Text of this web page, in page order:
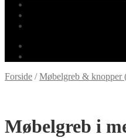
Forside /Møbelgreb & knopper
Møbelgreb i